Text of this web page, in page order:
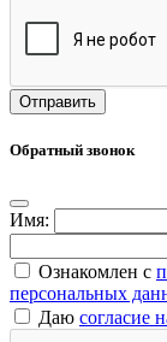
Обратный звонок
Имя:
Ознакомлен с
персональных
Даю согласие